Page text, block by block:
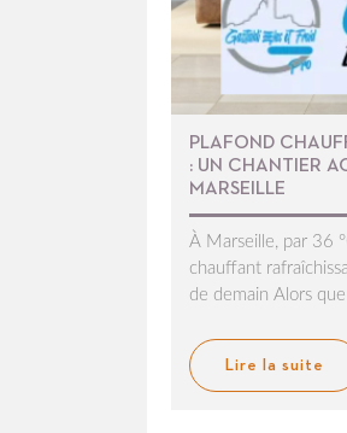
PLAFOND
: UN CHANTIER
MARSEILLE
À Marseille, par 36
chauffant
de demain Alors
Lire la suite